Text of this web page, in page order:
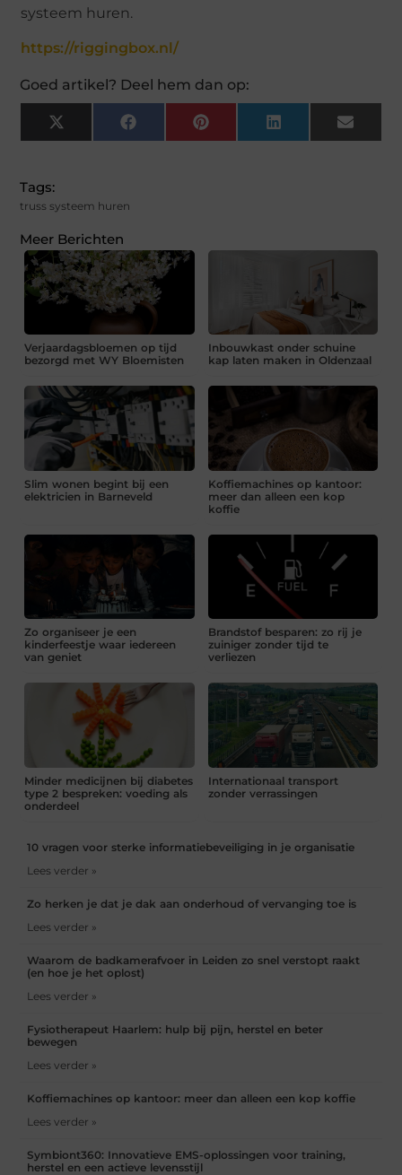
systeem huren.
https://riggingbox.nl/
Goed artikel? Deel hem dan op:
X
(Twitter)
Facebook Pinterest LinkedIn Email
Tags:
truss systeem huren
Meer Berichten
Verjaardagsbloemen op tijd
bezorgd met WY Bloemisten
Inbouwkast onder schuine
kap laten maken in Oldenzaal
Slim wonen begint bij een
elektricien in Barneveld
Koffiemachines op kantoor:
meer dan alleen een kop
koffie
Zo organiseer je een
kinderfeestje waar iedereen
van geniet
Brandstof besparen: zo rij je
zuiniger zonder tijd te
verliezen
Minder medicijnen bij diabetes
type 2 bespreken: voeding als
onderdeel
Internationaal transport
zonder verrassingen
10 vragen voor sterke informatiebeveiliging in je organisatie
Lees verder »
Zo herken je dat je dak aan onderhoud of vervanging toe is
Lees verder »
Waarom de badkamerafvoer in Leiden zo snel verstopt raakt
(en hoe je het oplost)
Lees verder »
Fysiotherapeut Haarlem: hulp bij pijn, herstel en beter
bewegen
Lees verder »
Koffiemachines op kantoor: meer dan alleen een kop koffie
Lees verder »
Symbiont360: Innovatieve EMS-oplossingen voor training,
herstel en een actieve levensstijl